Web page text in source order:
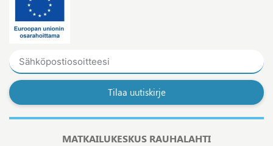
Tilaa uutiskirje
MATKAILUKESKUS RAUHALAHTI